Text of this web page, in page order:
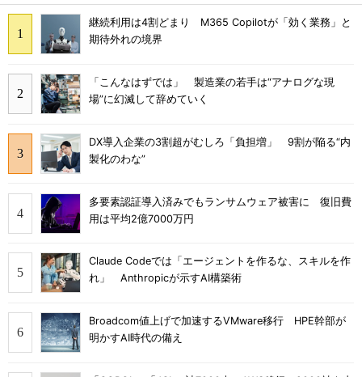
継続利用は4割どまり M365 Copilotが「効く業務」と
期待外れの境界
「こんなはずでは」 製造業の若手は“アナログな現
場”に幻滅して辞めていく
DX導入企業の3割超がむしろ「負担増」 9割が陥る“内
製化のわな”
多要素認証導入済みでもランサムウェア被害に 復旧費
用は平均2億7000万円
Claude Codeでは「エージェントを作るな、スキルを作
れ」 Anthropicが示すAI構築術
Broadcom値上げで加速するVMware移行 HPE幹部が
明かすAI時代の備え